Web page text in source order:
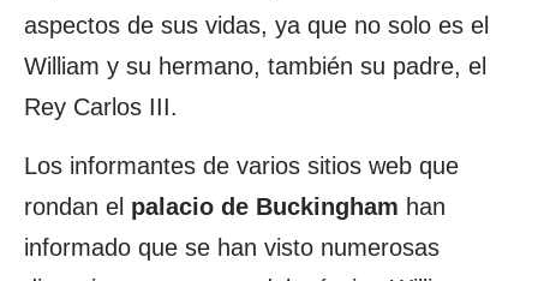
aspectos de sus vidas, ya que no solo es el
William y su hermano, también su padre, el
Rey Carlos III.
Los informantes de varios sitios web que
rondan el palacio de Buckingham han
informado que se han visto numerosas